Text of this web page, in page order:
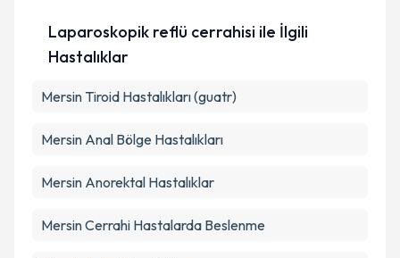
Laparoskopik reflü cerrahisi ile İlgili
Hastalıklar
Mersin Tiroid Hastalıkları (guatr)
Mersin Anal Bölge Hastalıkları
Mersin Anorektal Hastalıklar
Mersin Cerrahi Hastalarda Beslenme